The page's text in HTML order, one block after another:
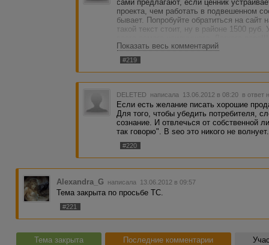
сами предлагают, если ценник
проекта, чем работать в подвешенном
бывает. Попробуйте обратиться на
такой текст стоит, ну в районе 1500
Показать весь комментарий
#219
DELETED написала 13.06.2012 в 08:20 в ответ
Если есть желание писать хорошие
Для того, чтобы убедить потребителя,
сознание. И отвлечься от собственной
так говорю". В seo это никого не волнует.
#220
Alexandra_G написала 13.06.2012 в 09:57
Тема закрыта по просьбе ТС.
#221
Тема закрыта Последние комментарии